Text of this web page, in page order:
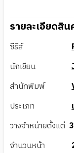
รายละเอียดสิน
ซีรีส์
นักเขียน
สำนักพิมพ์
ประเภท
วางจำหน่ายตั้งแต่
จำนวนหน้า